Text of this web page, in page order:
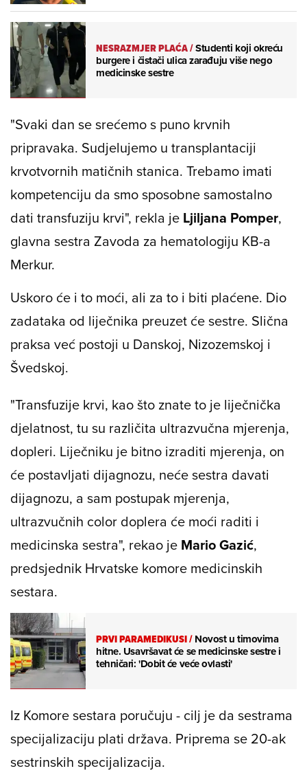
NESRAZMJER PLAĆA/Studenti koji okreću
burgere i čistači ulica zarađuju više nego
medicinske sestre
"Svaki dan se srećemo s puno krvnih
pripravaka. Sudjelujemo u transplantaciji
krvotvornih matičnih stanica. Trebamo imati
kompetenciju da smo sposobne samostalno
dati transfuziju krvi", rekla je Ljiljana Pomper,
glavna sestra Zavoda za hematologiju KB-a
Merkur.
Uskoro će i to moći, ali za to i biti plaćene. Dio
zadataka od liječnika preuzet će sestre. Slična
praksa već postoji u Danskoj, Nizozemskoj i
Švedskoj.
"Transfuzije krvi, kao što znate to je liječnička
djelatnost, tu su različita ultrazvučna mjerenja,
dopleri. Liječniku je bitno izraditi mjerenja, on
će postavljati dijagnozu, neće sestra davati
dijagnozu, a sam postupak mjerenja,
ultrazvučnih color doplera će moći raditi i
medicinska sestra", rekao je Mario Gazić,
predsjednik Hrvatske komore medicinskih
sestara.
PRVI PARAMEDIKUSI/Novost u timovima
hitne. Usavršavat će se medicinske sestre i
tehničari: 'Dobit će veće ovlasti'
Iz Komore sestara poručuju - cilj je da sestrama
specijalizaciju plati država. Priprema se 20-ak
sestrinskih specijalizacija.